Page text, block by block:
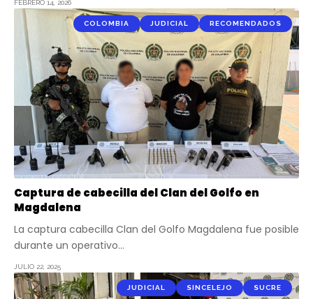
FEBRERO 14, 2026
COLOMBIA JUDICIAL RECOMENDADOS
Captura de cabecilla del Clan del Golfo en
Magdalena
La captura cabecilla Clan del Golfo Magdalena fue posible
durante un operativo…
JULIO 22, 2025
JUDICIAL SINCELEJO SUCRE